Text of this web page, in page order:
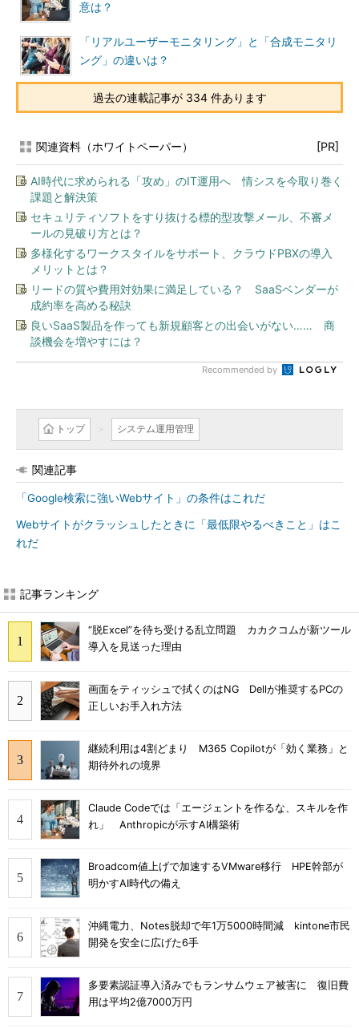
意は？
「リアルユーザーモニタリング」と「合成モニタリ
ング」の違いは？
過去の連載記事が 334 件あります
関連資料（ホワイトペーパー） [PR]
AI時代に求められる「攻め」のIT運用へ 情シスを今取り巻く
課題と解決策
セキュリティソフトをすり抜ける標的型攻撃メール、不審メ
ールの見破り方とは？
多様化するワークスタイルをサポート、クラウドPBXの導入
メリットとは？
リードの質や費用対効果に満足している？ SaaSベンダーが
成約率を高める秘訣
良いSaaS製品を作っても新規顧客との出会いがない…… 商
談機会を増やすには？
Recommended by
トップ システム運用管理
関連記事
「Google検索に強いWebサイト」の条件はこれだ
Webサイトがクラッシュしたときに「最低限やるべきこと」はこ
れだ
記事ランキング
“脱Excel”を待ち受ける乱立問題 カカクコムが新ツール
導入を見送った理由
画面をティッシュで拭くのはNG Dellが推奨するPCの
正しいお手入れ方法
継続利用は4割どまり M365 Copilotが「効く業務」と
期待外れの境界
Claude Codeでは「エージェントを作るな、スキルを作
れ」 Anthropicが示すAI構築術
Broadcom値上げで加速するVMware移行 HPE幹部が
明かすAI時代の備え
沖縄電力、Notes脱却で年1万5000時間減 kintone市民
開発を安全に広げた6手
多要素認証導入済みでもランサムウェア被害に 復旧費
用は平均2億7000万円